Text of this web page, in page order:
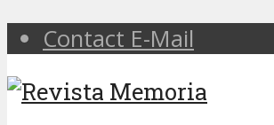
Contact E-Mail